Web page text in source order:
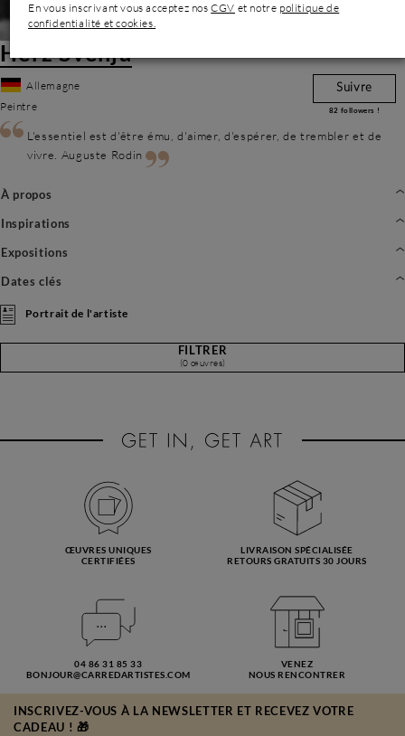
Herz Svenja
Allemagne
Peintre
Suivre
82 followers !
L'essentiel est d'être ému, d'aimer, d'espérer, de trembler et de
vivre. Auguste Rodin
À propos
Inspirations
Expositions
Dates clés
Portrait de l'artiste
FILTRER
(0 œuvres)
ŒUVRES UNIQUES
CERTIFIÉES
LIVRAISON SPÉCIALISÉE
RETOURS GRATUITS 30 JOURS
04 86 31 85 33
BONJOUR@CARREDARTISTES.COM
VENEZ
NOUS RENCONTRER
INSCRIVEZ-VOUS À LA NEWSLETTER ET RECEVEZ VOTRE
CADEAU ! 🎁
En vous inscrivant vous acceptez nosCGV et notre politique de
confidentialité et cookies.